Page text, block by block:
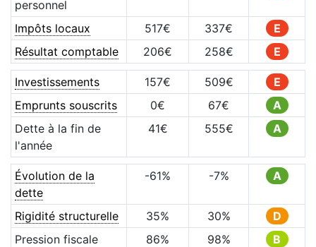
personnel
Impôts locaux 517€ 337€
E
Résultat comptable
206€ 258€ E
Investissements 157€ 509€
E
Emprunts souscrits
0€ 67€
A
Dette à la fin de
l'année
41€ 555€ A
Évolution de la
dette
-61% -7% A
Rigidité structurelle 35% 30%
D
Pression fiscale
86% 98% B